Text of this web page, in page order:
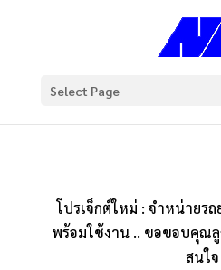
Select Page
โปรเจ็กต์ใหม่ : จำหน่ายร
พร้อมใช้งาน .. ขอขอบคุณ
สนใจ